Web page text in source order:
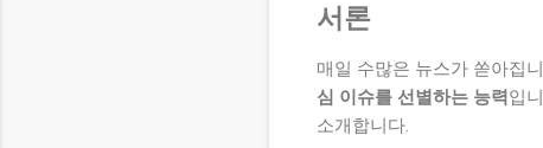
서론
매일 수많은 뉴스가 쏟아집
심 이슈를 선별하는 능력 입
소개합니다.